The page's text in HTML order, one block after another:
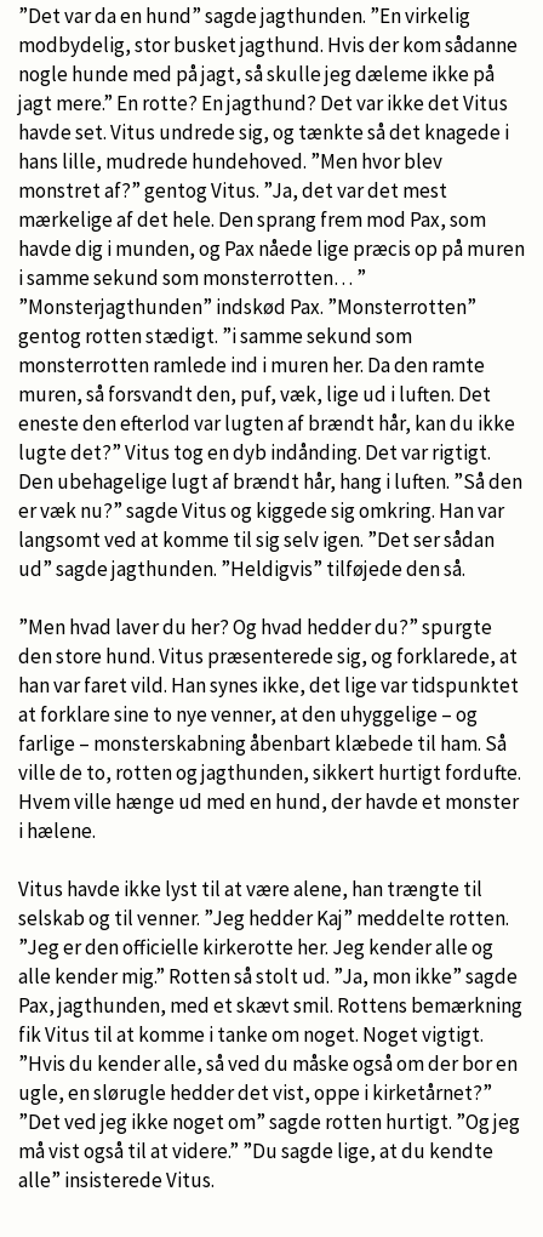
”Det var da en hund” sagde jagthunden. ”En virkelig
modbydelig, stor busket jagthund. Hvis der kom sådanne
nogle hunde med på jagt, så skulle jeg dæleme ikke på
jagt mere.” En rotte? En jagthund? Det var ikke det Vitus
havde set. Vitus undrede sig, og tænkte så det knagede i
hans lille, mudrede hundehoved. ”Men hvor blev
monstret af?” gentog Vitus. ”Ja, det var det mest
mærkelige af det hele. Den sprang frem mod Pax, som
havde dig i munden, og Pax nåede lige præcis op på muren
i samme sekund som monsterrotten… ”
”Monsterjagthunden” indskød Pax. ”Monsterrotten”
gentog rotten stædigt. ”i samme sekund som
monsterrotten ramlede ind i muren her. Da den ramte
muren, så forsvandt den, puf, væk, lige ud i luften. Det
eneste den efterlod var lugten af brændt hår, kan du ikke
lugte det?” Vitus tog en dyb indånding. Det var rigtigt.
Den ubehagelige lugt af brændt hår, hang i luften. ”Så den
er væk nu?” sagde Vitus og kiggede sig omkring. Han var
langsomt ved at komme til sig selv igen. ”Det ser sådan
ud” sagde jagthunden. ”Heldigvis” tilføjede den så.
”Men hvad laver du her? Og hvad hedder du?” spurgte
den store hund. Vitus præsenterede sig, og forklarede, at
han var faret vild. Han synes ikke, det lige var tidspunktet
at forklare sine to nye venner, at den uhyggelige – og
farlige – monsterskabning åbenbart klæbede til ham. Så
ville de to, rotten og jagthunden, sikkert hurtigt fordufte.
Hvem ville hænge ud med en hund, der havde et monster
i hælene.
Vitus havde ikke lyst til at være alene, han trængte til
selskab og til venner. ”Jeg hedder Kaj” meddelte rotten.
”Jeg er den officielle kirkerotte her. Jeg kender alle og
alle kender mig.” Rotten så stolt ud. ”Ja, mon ikke” sagde
Pax, jagthunden, med et skævt smil. Rottens bemærkning
fik Vitus til at komme i tanke om noget. Noget vigtigt.
”Hvis du kender alle, så ved du måske også om der bor en
ugle, en slørugle hedder det vist, oppe i kirketårnet?”
”Det ved jeg ikke noget om” sagde rotten hurtigt. ”Og jeg
må vist også til at videre.” ”Du sagde lige, at du kendte
alle” insisterede Vitus.